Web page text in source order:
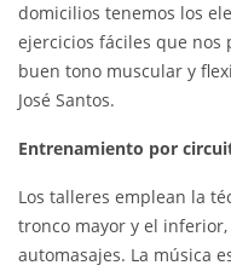
domicilios tenemos los
ejercicios fáciles que nos
buen tono muscular y
José Santos.
Entrenamiento por
Los talleres emplean la
tronco mayor y el
automasajes. La música